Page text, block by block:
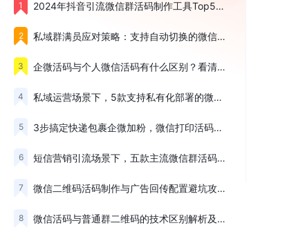
1 2024年抖音引流微信群活码制作工具Top5及配置要点梳理
2 私域群满员应对策略：支持自动切换的微信二维码活码Top5盘点
3 企微活码与个人微信活码有什么区别？看清这三个核心差异
4 私域运营场景下，5款支持私有化部署的微信活码系统盘点
5 3步搞定快递包裹企微加粉，微信打印活码配置与投放完整教程
6 短信营销引流场景下，五款主流微信群活码工具优劣势梳理
7 微信二维码活码制作与广告回传配置避坑攻略及高优平台榜单
8 微信活码与普通群二维码的技术区别解析及长期维护原理